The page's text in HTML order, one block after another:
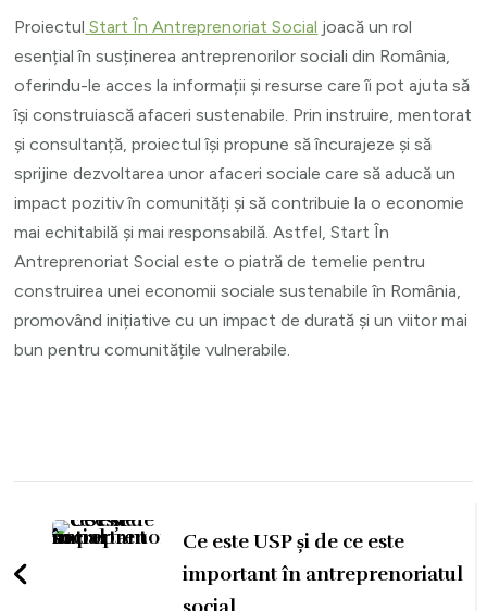
Proiectul Start În Antreprenoriat Social joacă un rol
esențial în susținerea antreprenorilor sociali din România,
oferindu-le acces la informații și resurse care îi pot ajuta să
își construiască afaceri sustenabile. Prin instruire, mentorat
și consultanță, proiectul își propune să încurajeze și să
sprijine dezvoltarea unor afaceri sociale care să aducă un
impact pozitiv în comunități și să contribuie la o economie
mai echitabilă și mai responsabilă. Astfel, Start În
Antreprenoriat Social este o piatră de temelie pentru
construirea unei economii sociale sustenabile în România,
promovând inițiative cu un impact de durată și un viitor mai
bun pentru comunitățile vulnerabile.
articole
Ce este USP și de ce este
important în antreprenoriatul